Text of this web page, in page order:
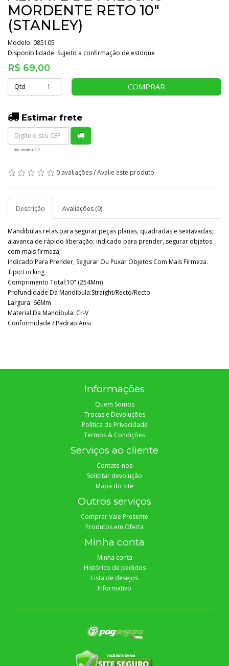
MORDENTE RETO 10"
(STANLEY)
Modelo: 085105
Disponibilidade: Sujeito a confirmação de estoque
R$ 69,00
Qtd COMPRAR
Estimar frete
Não sei meu CEP
0 avaliações/Avalie este produto
Descrição Avaliações (0)
Mandibulas retas para segurar peças planas, quadradas e sextavadas;
alavanca de rápido liberação; indicado para prender, segurar objetos
com mais firmeza;
Indicado Para Prender, Segurar Ou Puxar Objetos Com Mais Firmeza.
Tipo:Locking
Comprimento Total:10" (254Mm)
Profundidade Da Mandíbula:Straight/Recto/Recto
Largura: 66Mm
Material Da Mandíbula: Cr-V
Conformidade / Padrão:Ansi
Informações
Quem Somos
Trocas e Devoluções
Política de Privacidade
Termos & Condições
Serviços ao cliente
Contate-nos
Solicitar devolução
Mapa do site
Outros serviços
Comprar Vale Presente
Produtos em Oferta
Minha conta
Minha conta
Histórico de pedidos
Lista de desejos
Informativo